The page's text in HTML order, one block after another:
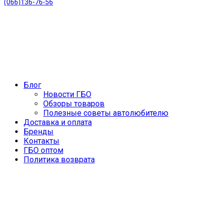
(066)136-76-56
Блог
Новости ГБО
Обзоры товаров
Полезные советы автолюбителю
Доставка и оплата
Бренды
Контакты
ГБО оптом
Политика возврата